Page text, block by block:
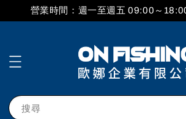
營業時間：週一至週五 09:00～
搜尋